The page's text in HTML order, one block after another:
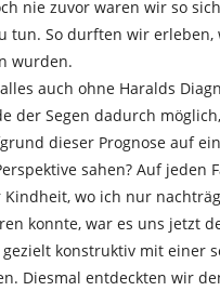
nie zuvor waren wir so
tun. So durften wir erleben,
wurden.
auch ohne Haralds
der Segen dadurch
dieser Prognose auf
sahen? Auf jeden
Kindheit, wo ich nur
konnte, war es uns jetzt
gezielt konstruktiv mit einer
Diesmal entdeckten wir